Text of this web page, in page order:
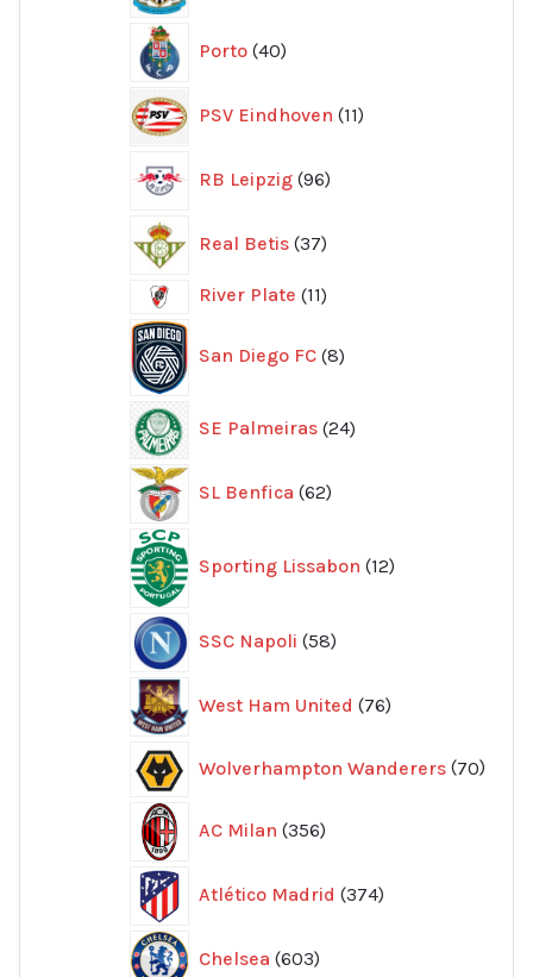
Porto 40
produkter
PSV Eindhoven 11
produkter
RB Leipzig 96
produkter
Real Betis 37
produkter
River Plate 1111
San Diego FC 8produkter
SE Palmeiras 24
produkter
SL Benfica 62
produkter
Sporting Lissabon 12produkter
SSC Napoli 58
produkter
West Ham United 76
produkter
Wolverhampton Wanderers 70
AC Milan 356
produkter
Atlético Madrid 374
produkter
Chelsea 603
produkter